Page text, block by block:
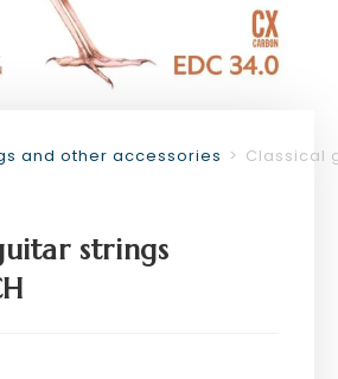
and other accessories > Classical
strings